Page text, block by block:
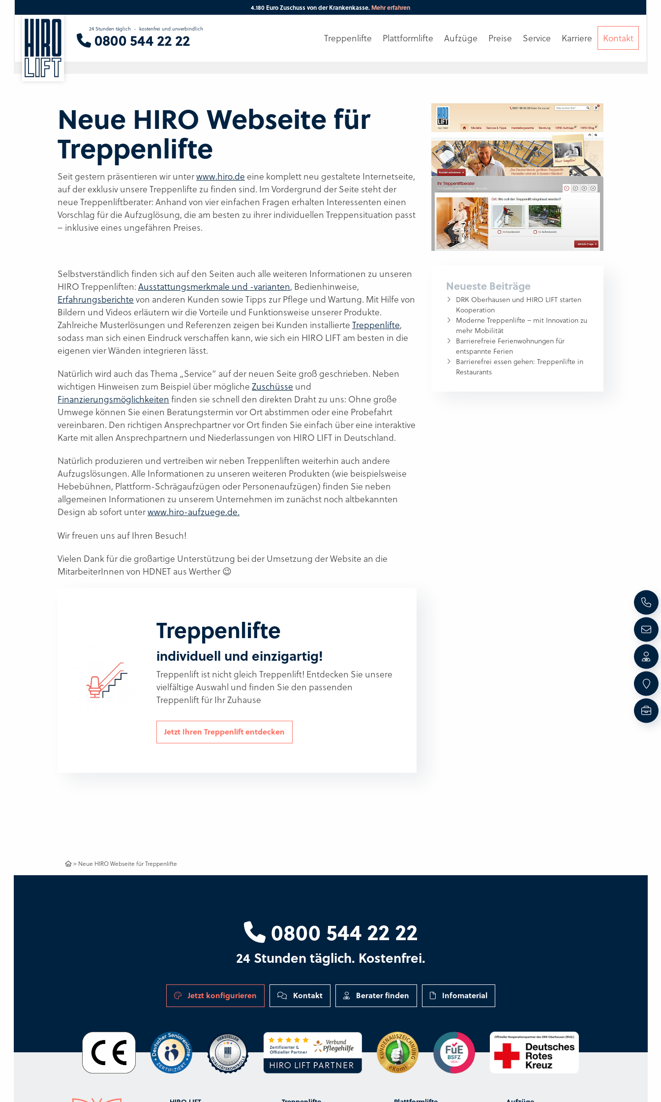
Neue HIRO Webseite für
Treppenlifte
Seit gestern präsentieren wir unterwww.hiro.deeine komplett neu gestaltete Internetseite,
auf der exklusiv unsere Treppenlifte zu finden sind. Im Vordergrund der Seite steht der
neue Treppenliftberater: Anhand von vier einfachen Fragen erhalten Interessenten einen
Vorschlag für die Aufzuglösung, die am besten zu ihrer individuellen Treppensituation passt
– inklusive eines ungefähren Preises.
Selbstverständlich finden sich auf den Seiten auch alle weiteren Informationen zu unseren
HIRO Treppenliften:Ausstattungsmerkmale und -varianten, Bedienhinweise,
Erfahrungsberichtevon anderen Kunden sowie Tipps zur Pflege und Wartung. Mit Hilfe von
Bildern und Videos erläutern wir die Vorteile und Funktionsweise unserer Produkte.
Zahlreiche Musterlösungen und Referenzen zeigen bei Kunden installierteTreppenlifte,
sodass man sich einen Eindruck verschaffen kann, wie sich ein HIRO LIFT am besten in die
eigenen vier Wänden integrieren lässt.
Natürlich wird auch das Thema „Service“ auf der neuen Seite groß geschrieben. Neben
wichtigen Hinweisen zum Beispiel über möglicheZuschüsse und
Finanzierungsmöglichkeiten finden sie schnell den direkten Draht zu uns: Ohne große
Umwege können Sie einen Beratungstermin vor Ort abstimmen oder eine Probefahrt
vereinbaren. Den richtigen Ansprechpartner vor Ort finden Sie einfach über eine interaktive
Karte mit allen Ansprechpartnern und Niederlassungen von HIRO LIFT in Deutschland.
Natürlich produzieren und vertreiben wir neben Treppenliften weiterhin auch andere
Aufzugslösungen. Alle Informationen zu unseren weiteren Produkten (wie beispielsweise
Hebebühnen, Plattform-Schrägaufzügen oder Personenaufzügen) finden Sie neben
allgemeinen Informationen zu unserem Unternehmen im zunächst noch altbekannten
Design ab sofort unterwww.hiro-aufzuege.de.
Wir freuen uns auf Ihren Besuch!
Vielen Dank für die großartige Unterstützung bei der Umsetzung der Website an die
MitarbeiterInnen von HDNET aus Werther 😉
Treppenlifte
individuell und einzigartig!
Treppenlift ist nicht gleich Treppenlift! Entdecken Sie unsere
vielfältige Auswahl und finden Sie den passenden
Treppenlift für Ihr Zuhause
Jetzt Ihren Treppenlift entdecken
Neueste Beiträge
DRK Oberhausen und HIRO LIFT starten
Kooperation
Moderne Treppenlifte – mit Innovation zu
mehr Mobilität
Barrierefreie Ferienwohnungen für
entspannte Ferien
Barrierefrei essen gehen: Treppenlifte in
Restaurants
> Neue HIRO Webseite für Treppenlifte
0800 544 22 22
24 Stunden täglich. Kostenfrei.
Jetzt konfigurieren Kontakt Berater finden Infomaterial
4.180 Euro Zuschuss von der Krankenkasse. Mehr erfahren
24 Stunden täglich - kostenfrei und unverbindlich
0800 544 22 22 Treppenlifte Plattformlifte Aufzüge Preise Service Karriere Kontakt
Sie suchen eine Beratung vor Ort?
Wir finden Ihren Ansprechpartner.
Ihre PLZ Beratunganfordern